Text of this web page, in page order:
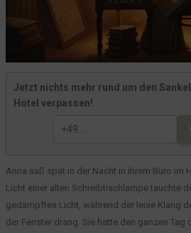
Jetzt nichts mehr rund um den
Hotel verpassen!
Anna saß spät in der Nacht in ihrem Büro im
Licht einer alten Schreibtischlampe tauchte
gedämpftes Licht, während der leise Klang
der Fenster drang. Sie hatte den ganzen Tag
Episode 41: Die Spur im Hafen
Episode 40: Die Karte der Vergangenheit
Episode 39: Das vergessene Ufer
Episode 37: Der Fund am Morgen
Episode 35: Das Licht im Wasser
Episode 33: Das Echo des Sees
Episode 32: Ein Tag in Sankelmark
Episode 31: Das Geheimnis im Schilf